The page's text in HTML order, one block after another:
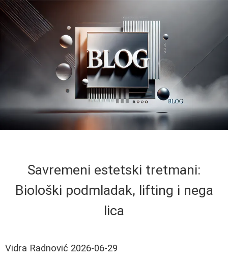
Savremeni estetski tretmani:
Biološki podmladak, lifting i nega
lica
Vidra Radnović 2026-06-29